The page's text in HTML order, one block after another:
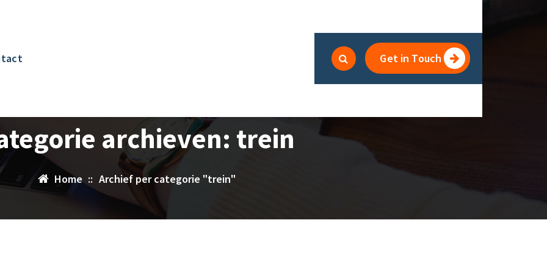
Get in Touch
archieven: trein
Home :: Archief per categorie "trein"